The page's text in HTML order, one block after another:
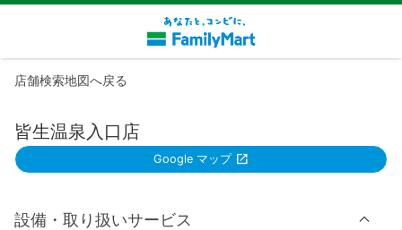
店舗検索地図へ戻る
皆生温泉入口店
Google マップ
設備・取り扱いサービス